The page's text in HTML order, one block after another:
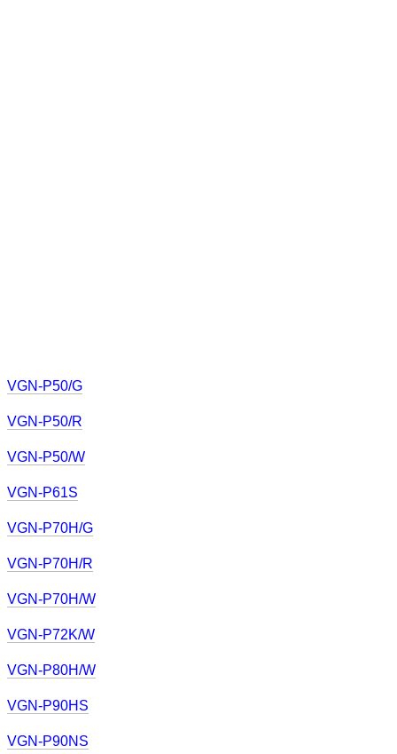
VGN-P50/G
VGN-P50/R
VGN-P50/W
VGN-P61S
VGN-P70H/G
VGN-P70H/R
VGN-P70H/W
VGN-P72K/W
VGN-P80H/W
VGN-P90HS
VGN-P90NS